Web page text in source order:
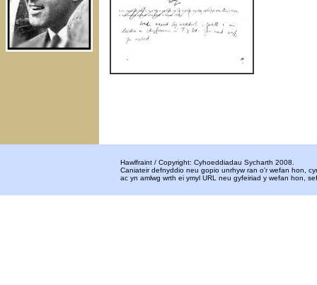
Hawlfraint / Copyright: Cyhoeddiadau Sycharth 2008.
Caniateir defnyddio neu gopio unrhyw ran o'r wefan hon,
ac yn amlwg wrth ei ymyl URL neu gyfeiriad y wefan hon,